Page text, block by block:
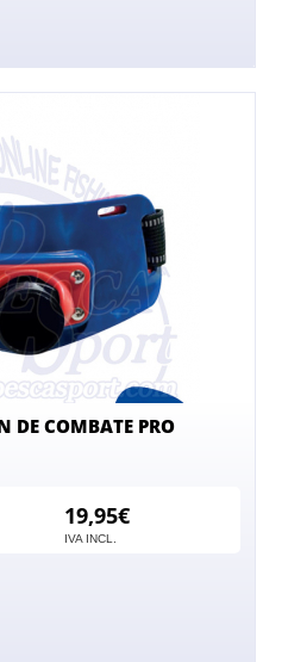
DE COMBATE PRO
19,95€
IVA INCL.